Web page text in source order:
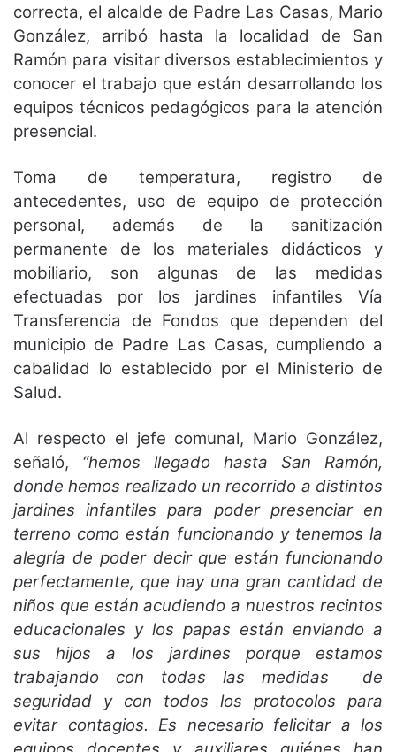
correcta, el alcalde de Padre Las Casas, Mario
González, arribó hasta la localidad de San
Ramón para visitar diversos establecimientos y
conocer el trabajo que están desarrollando los
equipos técnicos pedagógicos para la atención
presencial.
Toma de temperatura, registro de
antecedentes, uso de equipo de protección
personal, además de la sanitización
permanente de los materiales didácticos y
mobiliario, son algunas de las medidas
efectuadas por los jardines infantiles Vía
Transferencia de Fondos que dependen del
municipio de Padre Las Casas, cumpliendo a
cabalidad lo establecido por el Ministerio de
Salud.
Al respecto el jefe comunal, Mario González,
señaló, “hemos llegado hasta San Ramón,
donde hemos realizado un recorrido a distintos
jardines infantiles para poder presenciar en
terreno como están funcionando y tenemos la
alegría de poder decir que están funcionando
perfectamente, que hay una gran cantidad de
niños que están acudiendo a nuestros recintos
educacionales y los papas están enviando a
sus hijos a los jardines porque estamos
trabajando con todas las medidas de
seguridad y con todos los protocolos para
evitar contagios. Es necesario felicitar a los